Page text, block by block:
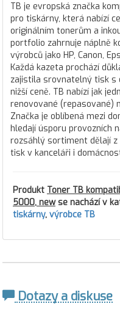
TB je evropská značka
pro tiskárny, která nabízí
originálním tonerům a
portfolio zahrnuje náplně
výrobců jako HP, Canon,
Každá kazeta prochází
zajistila srovnatelný tisk s
nižší ceně. TB nabízí jak
renovované (repasované)
Značka je oblíbená mezi
hledají úsporu provozních
rozsáhlý sortiment dělají z
tisk v kanceláři i
Produkt Toner TB
5000, newse nachází v
tiskárny, výrobce TB
Dotazy a diskuse